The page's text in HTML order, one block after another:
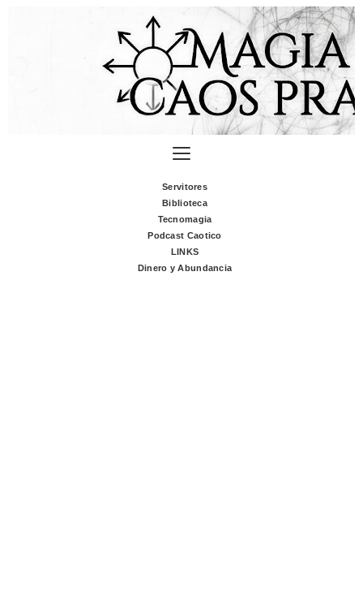
Servitores
Biblioteca
Tecnomagia
Podcast Caotico
LINKS
Dinero y Abundancia